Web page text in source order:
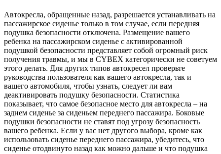
Автокресла, обращенные назад, разрешается устанавливать на
пассажирское сиденье только в том случае, если передняя
подушка безопасности отключена. Размещение вашего
ребенка на пассажирском сиденье с активированной
подушкой безопасности представляет собой огромный риск
получения травмы, и мы в CYBEX категорически не советуем
этого делать. Для других типов автокресел проверьте
руководства пользователя как вашего автокресла, так и
вашего автомобиля, чтобы узнать, следует ли вам
деактивировать подушку безопасности. Статистика
показывает, что самое безопасное место для автокресла – на
заднем сиденье за ​​сиденьем переднего пассажира. Боковые
подушки безопасности не ставят под угрозу безопасность
вашего ребенка. Если у вас нет другого выбора, кроме как
использовать сиденье переднего пассажира, убедитесь, что
сиденье отодвинуто назад как можно дальше и что подушка